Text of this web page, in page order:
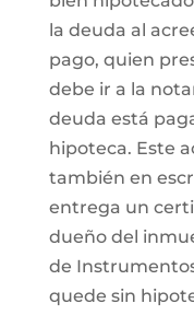
la deuda al
pago, quien
debe ir a la
deuda está
hipoteca. Este
también en
entrega un
dueño del
de
quede sin